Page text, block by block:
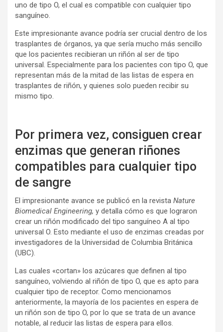
uno de tipo O, el cual es compatible con cualquier tipo
sanguíneo.
Este impresionante avance podría ser crucial dentro de los
trasplantes de órganos, ya que sería mucho más sencillo
que los pacientes recibieran un riñón al ser de tipo
universal. Especialmente para los pacientes con tipo O, que
representan más de la mitad de las listas de espera en
trasplantes de riñón, y quienes solo pueden recibir su
mismo tipo.
Por primera vez, consiguen crear
enzimas que generan riñones
compatibles para cualquier tipo
de sangre
El impresionante avance se publicó en la revista Nature
Biomedical Engineering, y detalla cómo es que lograron
crear un riñón modificado del tipo sanguíneo A al tipo
universal O. Esto mediante el uso de enzimas creadas por
investigadores de la Universidad de Columbia Británica
(UBC).
Las cuales «cortan» los azúcares que definen al tipo
sanguíneo, volviendo al riñón de tipo O, que es apto para
cualquier tipo de receptor. Como mencionamos
anteriormente, la mayoría de los pacientes en espera de
un riñón son de tipo O, por lo que se trata de un avance
notable, al reducir las listas de espera para ellos.